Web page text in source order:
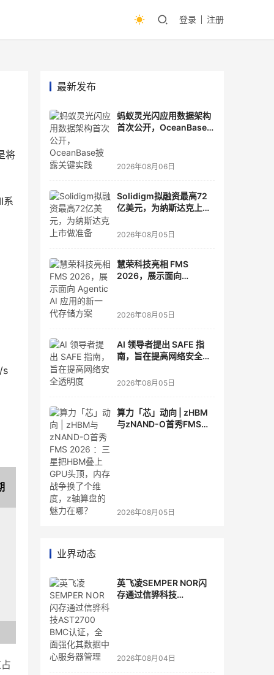
登录 注册
将
系
s
最新发布
蚂蚁灵光闪应用数据架构
首次公开，OceanBase
2026年08月06日
Solidigm拟融资最高72
亿美元，为纳斯达克上市
2026年08月05日
慧荣科技亮相 FMS
2026，展示面向
2026年08月05日
AI 领导者提出 SAFE 指
南，旨在提高网络安全透
2026年08月05日
算力「芯」动向 | zHBM
与zNAND-O首秀FMS
2026年08月05日
业界动态
英飞凌SEMPER NOR闪
存通过信骅科技
2026年08月04日